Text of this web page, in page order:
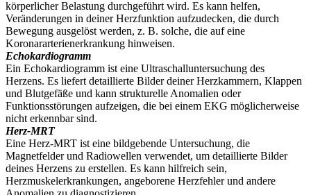
körperlicher Belastung durchgeführt wird. Es kann helfen,
Veränderungen in deiner Herzfunktion aufzudecken, die durch
Bewegung ausgelöst werden, z. B. solche, die auf eine
Koronararterienerkrankung hinweisen.
Echokardiogramm
Ein Echokardiogramm ist eine Ultraschalluntersuchung des
Herzens. Es liefert detaillierte Bilder deiner Herzkammern, Klappen
und Blutgefäße und kann strukturelle Anomalien oder
Funktionsstörungen aufzeigen, die bei einem EKG möglicherweise
nicht erkennbar sind.
Herz-MRT
Eine Herz-MRT ist eine bildgebende Untersuchung, die
Magnetfelder und Radiowellen verwendet, um detaillierte Bilder
deines Herzens zu erstellen. Es kann hilfreich sein,
Herzmuskelerkrankungen, angeborene Herzfehler und andere